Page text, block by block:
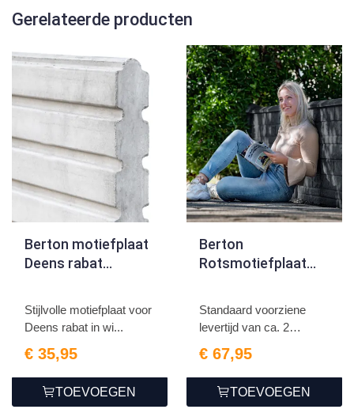
Gerelateerde producten
Berton motiefplaat
Deens rabat
Stijlvolle motiefplaat voor
Deens rabat in wi...
€ 35,95
TOEVOEGEN
Berton
Rotsmotiefplaat
Standaard voorziene
levertijd van ca. 2
€ 67,95
TOEVOEGEN